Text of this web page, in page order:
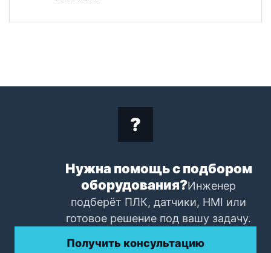
Нужна помощь с подбором
оборудования?Инженер
подберёт ПЛК, датчики, HMI или
готовое решение под вашу задачу.
Получить консультацию